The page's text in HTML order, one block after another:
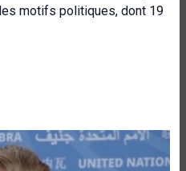
motifs politiques, dont 19